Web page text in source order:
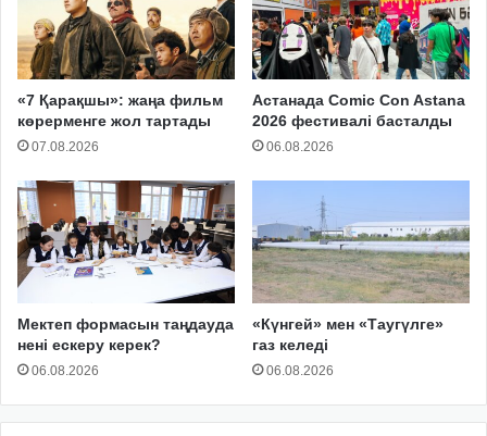
«7 Қарақшы»: жаңа фильм
көрерменге жол тартады
07.08.2026
Астанада Comic Con Astana
2026 фестивалі басталды
06.08.2026
Мектеп формасын таңдауда
нені ескеру керек?
06.08.2026
«Күнгей» мен «Таугүлге»
газ келеді
06.08.2026